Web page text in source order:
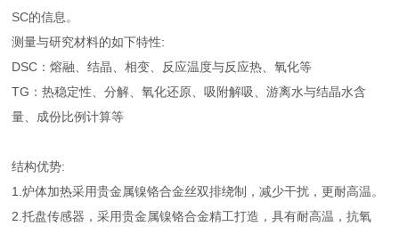
SC的信息。
测量与研究材料的如下特性:
DSC：熔融、结晶、相变、反应温度与反应热、氧化等
TG：热稳定性、分解、氧化还原、吸附解吸、游离水与结晶水含
量、成份比例计算等
结构优势:
1.炉体加热采用贵金属镍铬合金丝双排绕制，减少干扰，更耐高温。
2.托盘传感器，采用贵金属镍铬合金精工打造，具有耐高温，抗氧